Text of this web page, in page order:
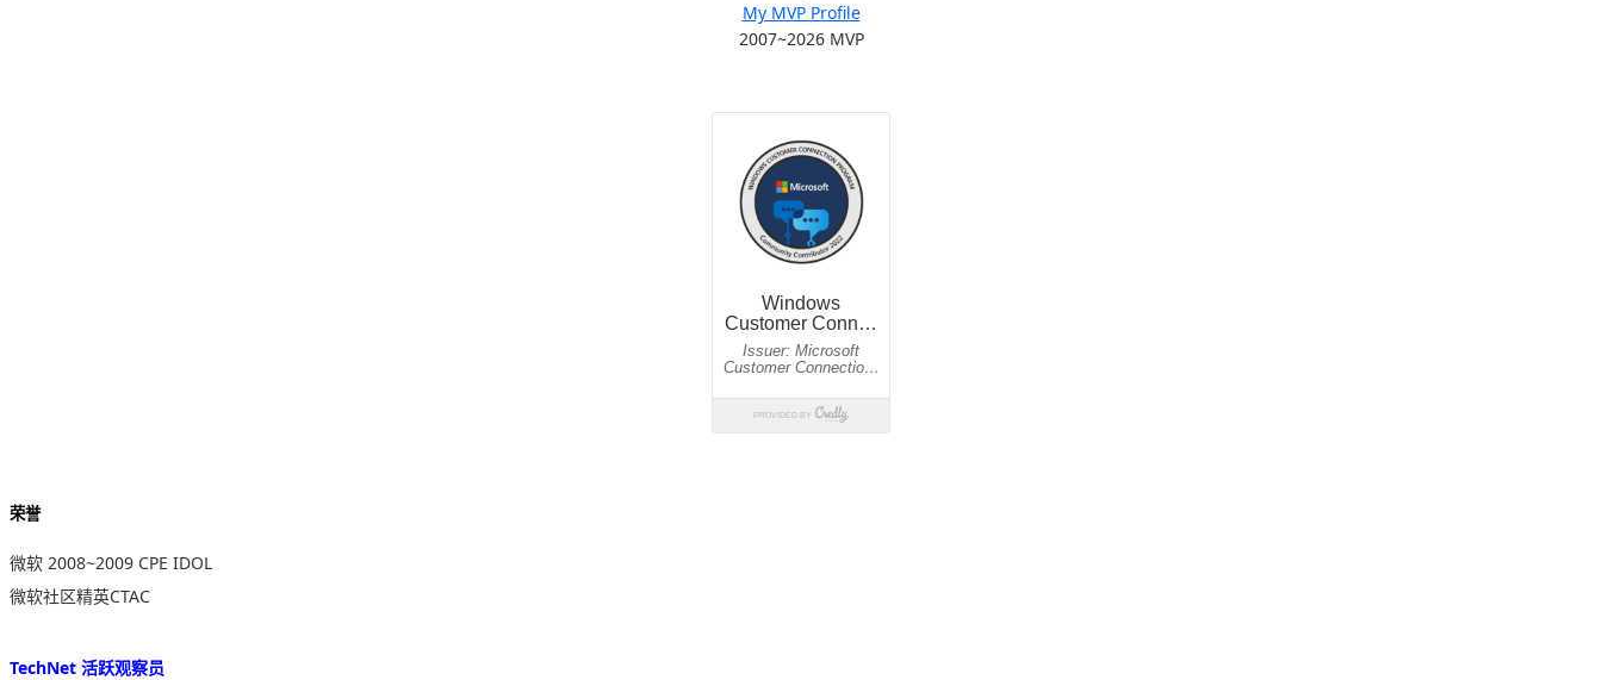
My MVP Profile
2007~2026 MVP
荣誉
微软 2008~2009 CPE IDOL
微软社区精英CTAC
TechNet 活跃观察员